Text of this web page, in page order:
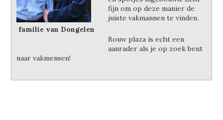
familie van Dongelen
fijn om op deze manier de
juiste vakmannen te vinden.
Bouw plaza is echt een
aanrader als je op zoek bent
naar vakmensen!